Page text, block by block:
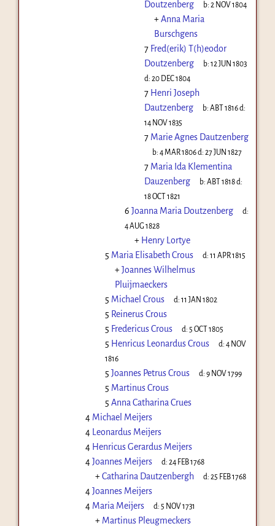
Doutzenberg b:2 NOV 1804
+Anna Maria
Burschgens
7 Fred(erik) T(h)eodor
Doutzenberg
b:12 JUN 1803
d: 20 DEC 1804
7 Henri Joseph
Dautzenberg
b:ABT 1816d:
14 NOV 1835
7 Marie Agnes Dautzenberg
b:4 MAR 1806d:27 JUN 1827
7 Maria Ida Klementina
Dauzenberg
b:ABT 1818d:
18 OCT 1821
6 Joanna Maria Doutzenberg
d:
4 AUG 1828
+ Henry Lortye
5 Maria Elisabeth Crous d:11 APR 1815
+Joannes Wilhelmus
Pluijmaeckers
5 Michael Crous d:11 JAN 1802
5 Reinerus Crous
5 Fredericus Crous d: 5 OCT 1805
5 Henricus Leonardus Crous d:4 NOV
1816
5 Joannes Petrus Crous d:9 NOV 1799
5 Martinus Crous
5 Anna Catharina Crues
4 Michael Meijers
4 Leonardus Meijers
4 Henricus Gerardus Meijers
4Joannes Meijers d:24 FEB 1768
+Catharina Dautzenbergh d:25 FEB 1768
4Joannes Meijers
4 Maria Meijers d: 5 NOV 1731
+ Martinus Pleugmeckers